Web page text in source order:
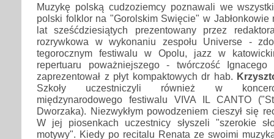
Muzykę polską cudzoziemcy poznawali we
polski folklor na "Gorolskim Swięcie" w
lat sześćdziesiątych prezentowany przez
rozrywkowa w wykonaniu zespołu Universe -
tegorocznym festiwalu w Opolu, jazz w
repertuaru poważniejszego - twórczość Ignacego
zaprezentował z płyt kompaktowych dr hab.
Szkoły uczestniczyli również w
międzynarodowego festiwalu VIVA IL CANTO
Dworzaka). Niezwykłym powodzeniem cieszył się
W jej piosenkach uczestnicy słyszeli "szerokie
motywy". Kiedy po recitalu Renata ze swoimi